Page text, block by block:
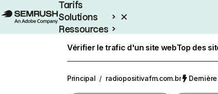
Tarifs
Solutions
Ressources
Vérifier le trafic d'un site webTop des
Principal / radiopositivafm.com.br